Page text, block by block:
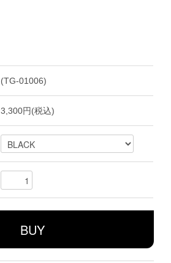
(TG-01006)
3,300円(税込)